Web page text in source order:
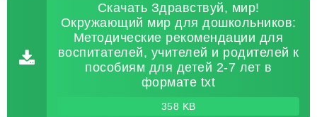
Скачать Здравствуй, мир!
Окружающий мир для дошкольников:
Методические рекомендации для
воспитателей, учителей и родителей к
пособиям для детей 2-7 лет в
формате txt
358 KB